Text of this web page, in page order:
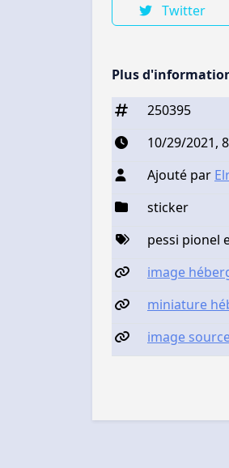
Twitter
Plus
250395
10/29/2021,
Ajouté par
sticker
pessi pionel
image
miniature
image